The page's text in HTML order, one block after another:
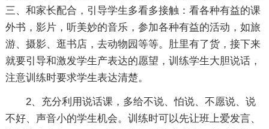
三、和家长配合，引导学生多看多接触：看各种有益的课
外书，影片，听美妙的音乐，参加各种有益的活动，如旅
游、摄影、逛书店，去动物园等等。肚里有了货，接下来
就要引导和激发学生产表达的愿望，训练学生大胆说话，
注意训练时要求学生表达清楚。
2、充分利用说话课，多给不说、怕说、不愿说、说
不好、声音小的学生机会。训练时可以先让班上爱发言、